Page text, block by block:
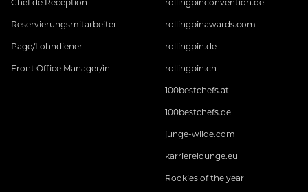
Chef de Reception
Reservierungsmitarbeiter
Page/Lohndiener
Front Office Manager/in
rollingpinconvention.de
rollingpinawards.com
rollingpin.de
rollingpin.ch
100bestchefs.at
100bestchefs.de
junge-wilde.com
karrierelounge.eu
Rookies of the year